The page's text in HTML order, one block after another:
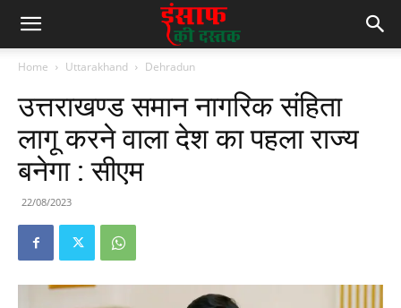
Home Uttarakhand Dehradun
उत्तराखण्ड समान नागरिक संहिता
लागू करने वाला देश का पहला राज्य
बनेगा : सीएम
22/08/2023